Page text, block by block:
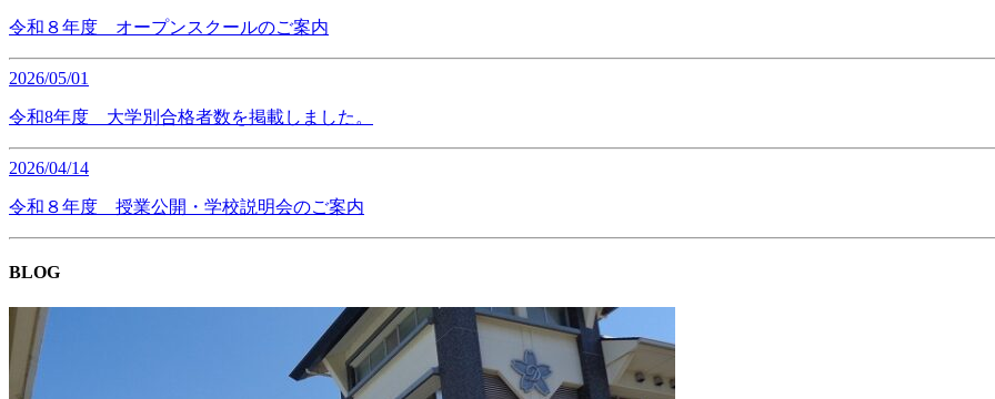
令和８年度 オープンスクールのご案内
2026/05/01
令和8年度 大学別合格者数を掲載しました。
2026/04/14
令和８年度 授業公開・学校説明会のご案内
BLOG